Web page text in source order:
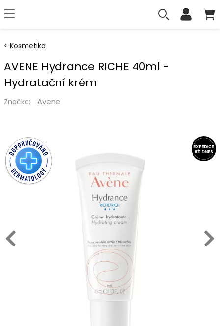
Kosmetika
AVENE Hydrance RICHE 40ml -
Hydratační krém
Značka: Avene